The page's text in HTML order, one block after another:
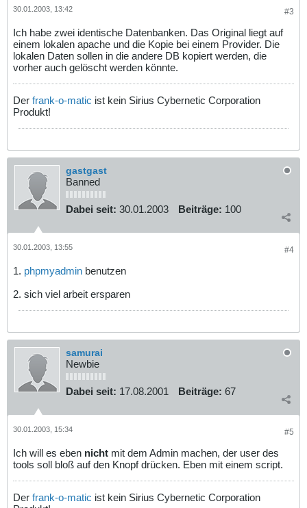
#3
30.01.2003, 13:42
Ich habe zwei identische Datenbanken. Das Original liegt auf
einem lokalen apache und die Kopie bei einem Provider. Die
lokalen Daten sollen in die andere DB kopiert werden, die
vorher auch gelöscht werden könnte.
Der frank-o-matic ist kein Sirius Cybernetic Corporation
Produkt!
gastgast
Banned
Dabei seit: 30.01.2003 Beiträge: 100
#4
30.01.2003, 13:55
1. phpmyadmin benutzen
2. sich viel arbeit ersparen
samurai
Newbie
Dabei seit: 17.08.2001 Beiträge: 67
#5
30.01.2003, 15:34
Ich will es eben nicht mit dem Admin machen, der user des
tools soll bloß auf den Knopf drücken. Eben mit einem script.
Der frank-o-matic ist kein Sirius Cybernetic Corporation